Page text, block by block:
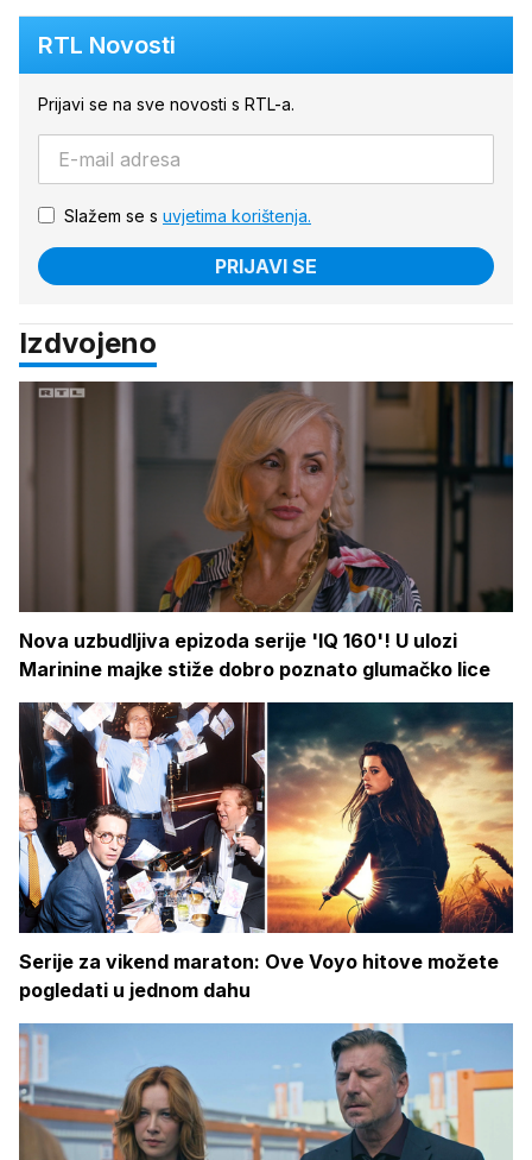
RTL Novosti
Prijavi se na sve novosti s RTL-a.
Slažem se s uvjetima korištenja.
PRIJAVI SE
Izdvojeno
Nova uzbudljiva epizoda serije 'IQ 160'! U ulozi
Marinine majke stiže dobro poznato glumačko lice
Serije za vikend maraton: Ove Voyo hitove možete
pogledati u jednom dahu